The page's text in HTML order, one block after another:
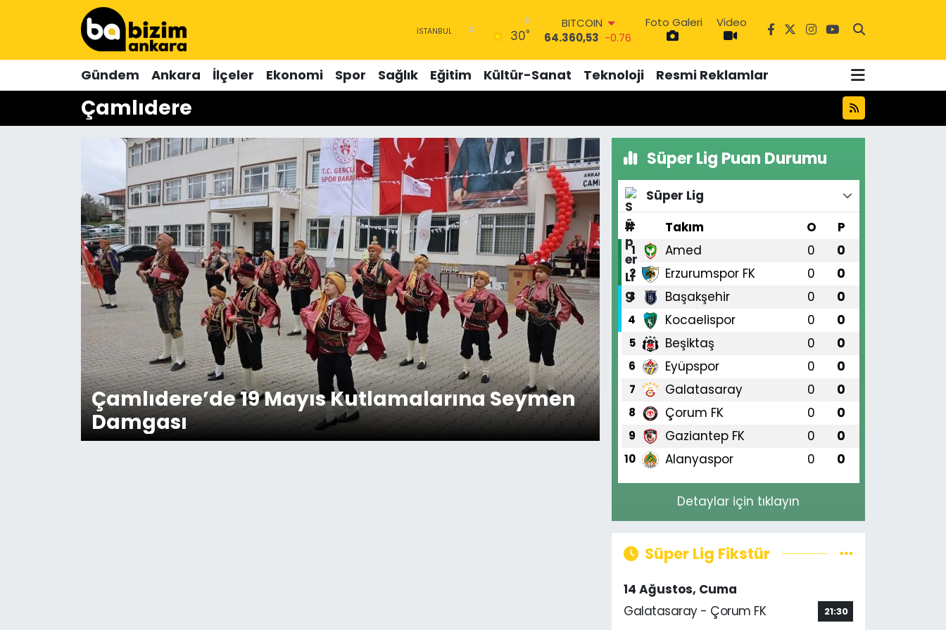
30°
BITCOIN
64.360,53 -0.76
47,7069
EURO
64,1897 0.02
GRAM ALTIN
6574.81
BİST100
13.887
Foto Galeri Video
Gündem Ankara İlçeler Ekonomi Spor Sağlık Eğitim Kültür-Sanat Teknoloji Resmi Reklamlar
Çamlıdere
Çamlıdere’de 19 Mayıs Kutlamalarına Seymen
Damgası
Süper Lig Puan Durumu
Süper Lig
#
Takım O P
1 Amed 0 0
2 Erzurumspor FK 0 0
3 Başakşehir 0 0
4 Kocaelispor 0 0
5 Beşiktaş 0 0
6 Eyüpspor 0 0
7 Galatasaray 0 0
8 Çorum FK 0 0
9 Gaziantep FK 0 0
10 Alanyaspor 0 0
Detaylar için tıklayın
Süper Lig Fikstür
14 Ağustos, Cuma
Galatasaray - Çorum FK
21:30
Hava Durumu
Trafik Durumu
Süper Lig Puan Durumu ve Fikstür
Son Dakika Haberleri
Haber Arşivi